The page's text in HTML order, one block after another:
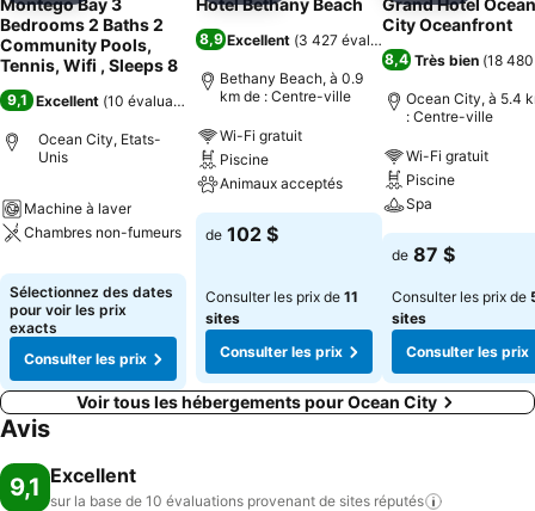
Montego Bay 3
Bedrooms 2 Baths 2
Community Pools,
Tennis, Wifi , Sleeps 8
9,1 Excellent (10 évaluations
Ocean City, Etats-
Unis
Machine à laver
Chambres non-fumeurs
Sélectionnez des dates
pour voir les prix
exacts
Consulter les prix
Hotel Bethany Beach
8,9 Excellent (3 427 évaluations
Bethany Beach, à 0.9
km de : Centre-ville
Wi-Fi gratuit
Piscine
Animaux acceptés
de 102 $
Consulter les prix de 11
sites
Consulter les prix
Grand Hotel Ocean
City Oceanfront
8,4 Très bien (18
Ocean City, à 5.4
: Centre-ville
Wi-Fi gratuit
Piscine
Spa
de 87 $
Consulter les prix de
sites
Consulter les prix
Voir tous les hébergements pour Ocean City
Avis
9,1 Excellent
sur la base de 10 évaluations provenant de sites réputés